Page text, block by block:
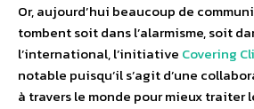
Or, aujourd’hui beaucoup de
tombent soit dans l’alarmisme, soit
l’international, l’initiative Covering
notable puisqu’il s’agit d’une
à travers le monde pour mieux traiter